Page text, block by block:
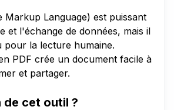
Markup Language) est puissant
et l'échange de données, mais il
pour la lecture humaine.
PDF crée un document facile à
et partager.
de cet outil ?